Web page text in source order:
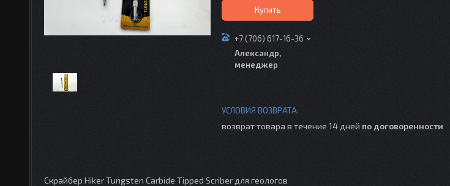
Купить
+7 (706) 617-16-36
Александр,
менеджер
возврат товара в течение 14 дней по договоренности
Скрайбер Hiker Tungsten Carbide Tipped Scriber для геологов